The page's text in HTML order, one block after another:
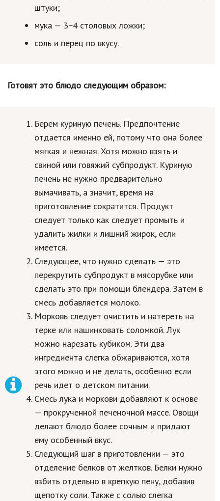
Хобби и развлечения
Финансы
Природа
Наука и технологии
штуки;
мука — 3−4 столовых ложки;
соль и перец по вкусу.
Готовят это блюдо следующим образом:
Берем куриную печень. Предпочтение
отдается именно ей, потому что она более
мягкая и нежная. Хотя можно взять и
свиной или говяжий субпродукт. Куриную
печень не нужно предварительно
вымачивать, а значит, время на
приготовление сократится. Продукт
следует только как следует промыть и
удалить жилки и лишний жирок, если
имеется.
Следующее, что нужно сделать — это
перекрутить субпродукт в мясорубке или
сделать это при помощи блендера. Затем в
смесь добавляется молоко.
Морковь следует очистить и натереть на
терке или нашинковать соломкой. Лук
можно нарезать кубиком. Эти два
ингредиента слегка обжариваются, хотя
этого можно и не делать, особенно если
речь идет о детском питании.
Смесь лука и моркови добавляют к основе
— прокрученной печеночной массе. Овощи
делают блюдо более сочным и придают
ему особенный вкус.
Следующий шаг в приготовлении — это
отделение белков от желтков. Белки нужно
взбить отдельно в крепкую пену, добавив
щепотку соли. Также с солью слегка